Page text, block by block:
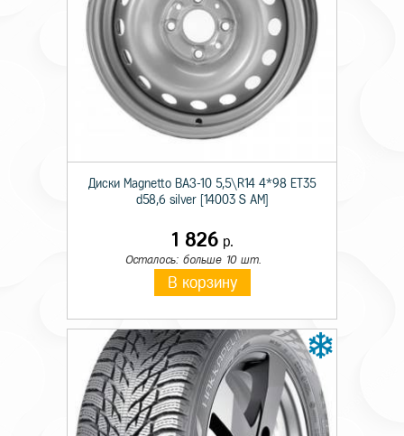
Технические характеристики
Происхождение товара Имп.
Размер под ключ
Цвет крепежного элемента хром
Шаг резьбы 1,5
Диски Magnetto ВАЗ-10 5,5\R14 4*98 ET35
d58,6 silver [14003 S AM]
1 826р.
Осталось: больше 10 шт.
В корзину